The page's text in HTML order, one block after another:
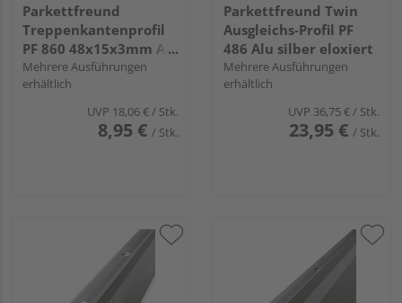
Parkettfreund
Treppenkantenprofil
PF 860 48x15x3mm Alu
edelstahl eloxiert
Mehrere Ausführungen
erhältlich
UVP 18,06 €/ Stk.
8,95 € / Stk.
Parkettfreund Twin
Ausgleichs-Profil PF
486 Alu silber eloxiert
Mehrere Ausführungen
erhältlich
UVP 36,75 €/ Stk.
23,95 € / Stk.